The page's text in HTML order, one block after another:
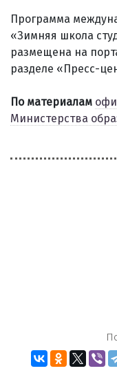
Программа
«Зимняя школа
размещена на
разделе «Пресс-
По материалам
Министерства